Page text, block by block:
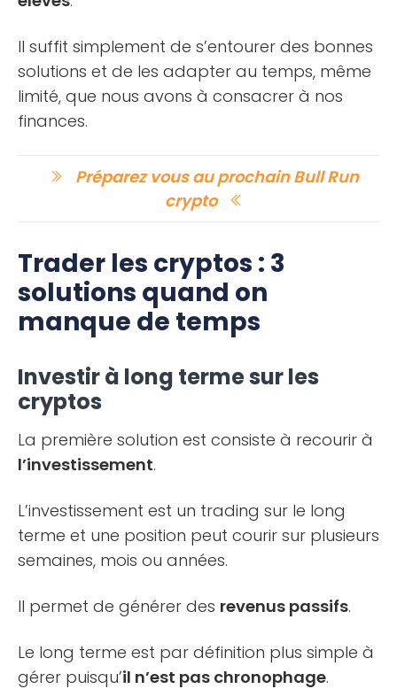
Il suffit simplement de s’entourer des bonnes
solutions et de les adapter au temps, même
limité, que nous avons à consacrer à nos
finances.
Préparez vous au prochain Bull Run
crypto
Trader les cryptos : 3
solutions quand on
manque de temps
Investir à long terme sur les
cryptos
La première solution est consiste à recourir à
l’investissement.
L’investissement est un trading sur le long
terme et une position peut courir sur plusieurs
semaines, mois ou années.
Il permet de générer des revenus passifs.
Le long terme est par définition plus simple à
gérer puisqu’il n’est pas chronophage.